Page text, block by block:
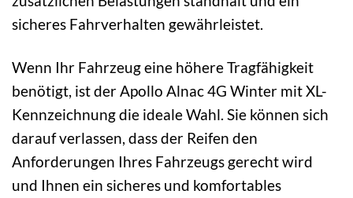
sicheres Fahrverhalten gewährleistet.
Wenn Ihr Fahrzeug eine höhere Tragfähigkeit
benötigt, ist der Apollo Alnac 4G Winter mit XL-
Kennzeichnung die ideale Wahl. Sie können sich
darauf verlassen, dass der Reifen den
Anforderungen Ihres Fahrzeugs gerecht wird
und Ihnen ein sicheres und komfortables